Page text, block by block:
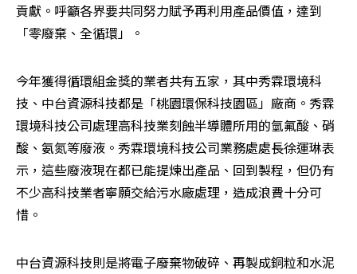
貢獻。呼籲各界要共同努力賦予再利用產品價值，達到
「零廢棄、全循環」。
今年獲得循環組金獎的業者共有五家，其中秀霖環境科
技、中台資源科技都是「桃園環保科技園區」廠商。秀霖
環境科技公司處理高科技業刻蝕半導體所用的氫氟酸、硝
酸、氨氮等廢液。秀霖環境科技公司業務處處長徐運琳表
示，這些廢液現在都已能提煉出產品、回到製程，但仍有
不少高科技業者寧願交給污水廠處理，造成浪費十分可
惜。
中台資源科技則是將電子廢棄物破碎、再製成銅粒和水泥